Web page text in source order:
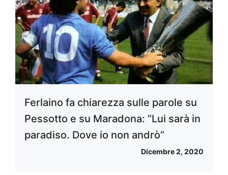
Ferlaino fa chiarezza sulle parole su
Pessotto e su Maradona: “Lui sarà in
paradiso. Dove io non andrò”
Dicembre 2, 2020